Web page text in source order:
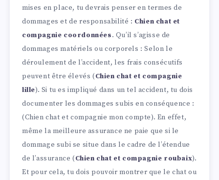
mises en place, tu devrais penser en termes de
dommages et de responsabilité : Chien chat et
compagnie coordonnées. Qu’il s’agisse de
dommages matériels ou corporels : Selon le
déroulement de l’accident, les frais consécutifs
peuvent être élevés (Chien chat et compagnie
lille). Si tu es impliqué dans un tel accident, tu dois
documenter les dommages subis en conséquence :
(Chien chat et compagnie mon compte). En effet,
même la meilleure assurance ne paie que si le
dommage subi se situe dans le cadre de l’étendue
de l’assurance (Chien chat et compagnie roubaix).
Et pour cela, tu dois pouvoir montrer que le chat ou